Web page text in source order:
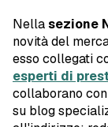
Nellasezione
novità del
esso collegati
esperti di
collaborano
su blog